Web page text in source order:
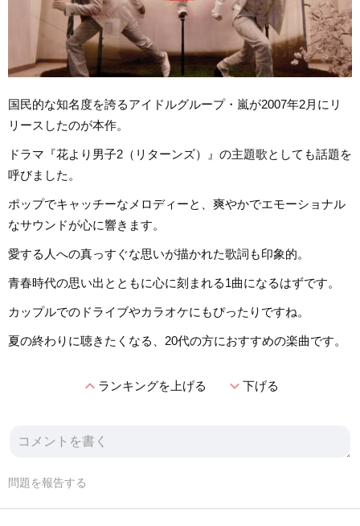
国民的な知名度を誇るアイドルグループ・嵐が2007年2月にリ
リースしたのが本作。
ドラマ『花より男子2（リターンズ）』の主題歌としても話題を
呼びました。
ポップでキャッチーなメロディーと、爽やかでエモーショナル
なサウンドが心に響きます。
愛する人への真っすぐな思いが描かれた歌詞も印象的。
青春時代の思い出とともに心に刻まれる1曲になるはずです。
カップルでのドライブやカラオケにもぴったりですね。
夏の終わりに聴きたくなる、20代の方におすすめの楽曲です。
expand_lessランキングを上げる expand_more下げる
問題を報告する